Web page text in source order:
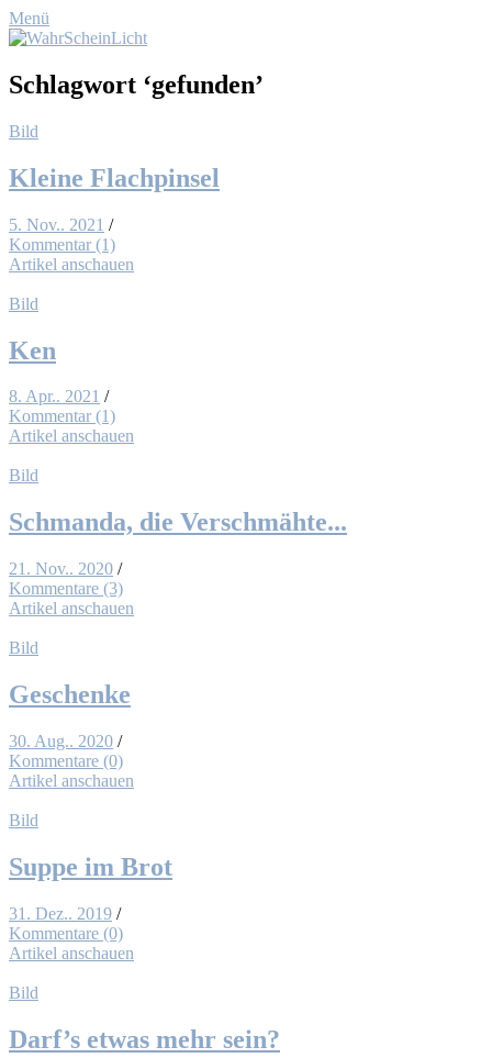
Menü
Schlagwort ‘gefunden’
Bild
Klei­ne Flach­pin­sel
5. Nov.. 2021 /
Kommentar (1)
Artikel anschauen
Bild
Ken
8. Apr.. 2021 /
Kommentar (1)
Artikel anschauen
Bild
Schman­da, die Ver­schmäh­te...
21. Nov.. 2020 /
Kommentare (3)
Artikel anschauen
Bild
Ge­schen­ke
30. Aug.. 2020 /
Kommentare (0)
Artikel anschauen
Bild
Sup­pe im Brot
31. Dez.. 2019 /
Kommentare (0)
Artikel anschauen
Bild
Darf’s et­was mehr sein?